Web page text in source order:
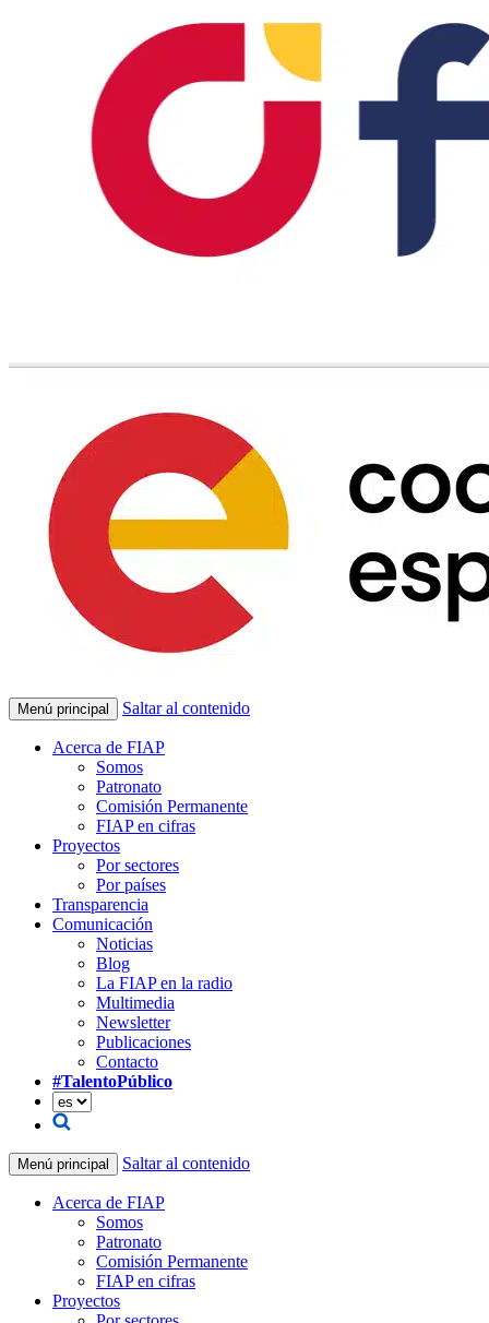
Menú principal Saltar al contenido
Acerca de FIAP
Somos
Patronato
Comisión Permanente
FIAP en cifras
Proyectos
Por sectores
Por países
Transparencia
Comunicación
Noticias
Blog
La FIAP en la radio
Multimedia
Newsletter
Publicaciones
Contacto
#TalentoPúblico
Menú principal Saltar al contenido
Acerca de FIAP
Somos
Patronato
Comisión Permanente
FIAP en cifras
Proyectos